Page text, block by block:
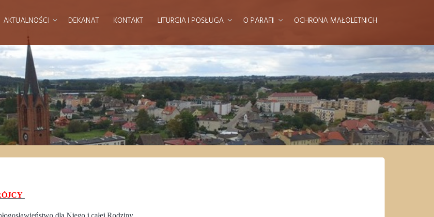
AKTUALNOŚCI DEKANAT KONTAKT LITURGIA I POSŁUGA O PARAFII OCHRONA MAŁOLETNICH
dla Niego i całej Rodziny